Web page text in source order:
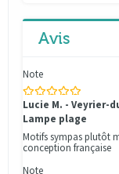
Avis
Note
Lucie M. - Veyrier-
Lampe plage
Motifs sympas plutôt
conception française
Note